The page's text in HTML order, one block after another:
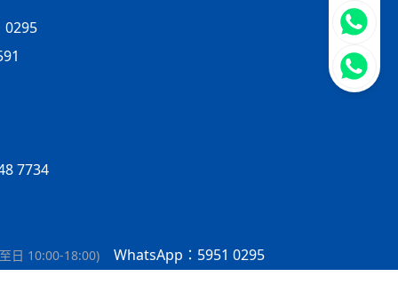
0295
7734
日 10:00-18:00) WhatsApp：5951 0295